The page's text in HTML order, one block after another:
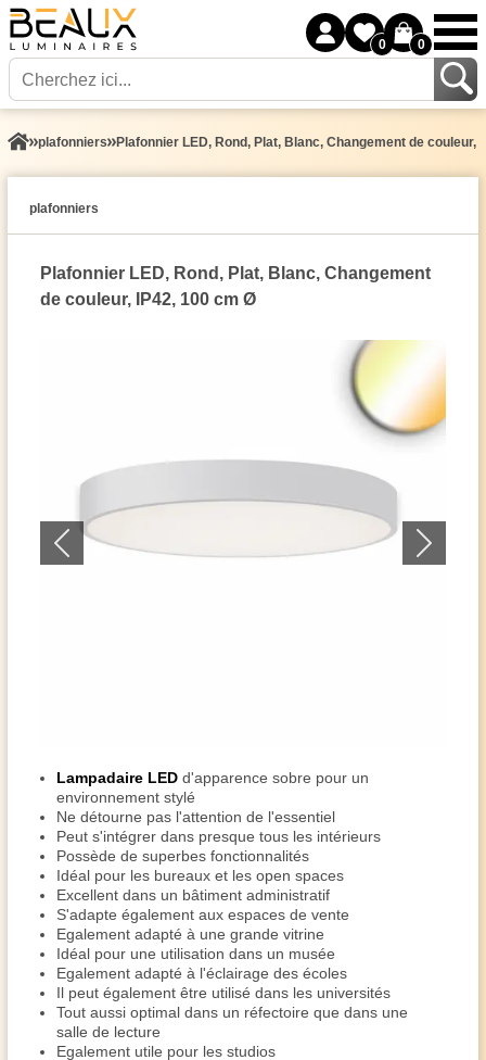
0 0
plafonniers Plafonnier LED, Rond, Plat, Blanc, Changement de couleur,
plafonniers
Plafonnier LED, Rond, Plat, Blanc, Changement
de couleur, IP42, 100 cm Ø
Lampadaire LED d'apparence sobre pour un
environnement stylé
Ne détourne pas l'attention de l'essentiel
Peut s'intégrer dans presque tous les intérieurs
Possède de superbes fonctionnalités
Idéal pour les bureaux et les open spaces
Excellent dans un bâtiment administratif
S'adapte également aux espaces de vente
Egalement adapté à une grande vitrine
Idéal pour une utilisation dans un musée
Egalement adapté à l'éclairage des écoles
Il peut également être utilisé dans les universités
Tout aussi optimal dans un réfectoire que dans une
salle de lecture
Egalement utile pour les studios